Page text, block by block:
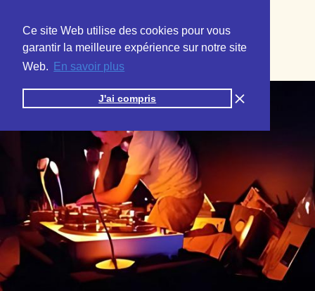
Ce site Web utilise des cookies pour vous
garantir la meilleure expérience sur notre site
Web.
En savoir plus
J'ai compris